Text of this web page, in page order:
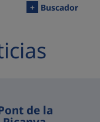
+ Buscador
de la